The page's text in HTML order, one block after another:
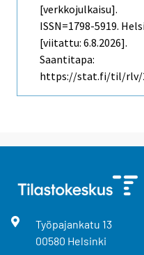
[verkkojulkaisu].
ISSN=1798-5919.
[viitattu: 6.8.2026].
Saantitapa:
https://stat.fi/til/rlv/
Työpajankatu 13
00580 Helsinki